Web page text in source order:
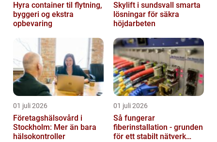
Hyra container til flytning,
byggeri og ekstra
opbevaring
Skylift i sundsvall smarta
lösningar för säkra
höjdarbeten
01 juli 2026
Företagshälsovård i
Stockholm: Mer än bara
hälsokontroller
01 juli 2026
Så fungerar
fiberinstallation - grunden
för ett stabilt nätverk